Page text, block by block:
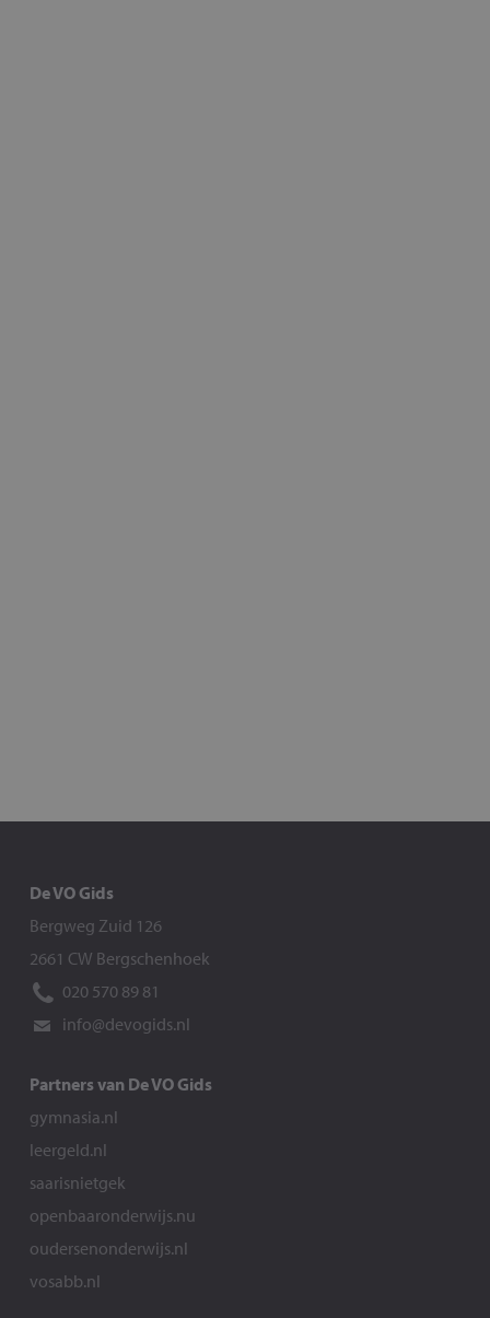
De VO Gids
Bergweg Zuid 126
2661 CW Bergschenhoek
020 570 89 81
info@devogids.nl
Partners van De VO Gids
gymnasia.nl
leergeld.nl
saarisnietgek
openbaaronderwijs.nu
oudersenonderwijs.nl
vosabb.nl